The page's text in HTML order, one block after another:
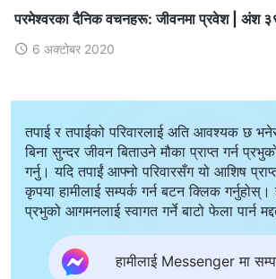
परमेश्‍वरका दैनिक वचनहरू: जीवनमा प्रवेश | अंश
6 अक्टोबर 2020
तपाई र तपाईको परिवारलाई अति आवश्यक छ भनेर
बिना सुन्दर जीवन बिताउने मौका प्राप्त गर्न
गर्नु। यदि तपाईं आफ्नो परिवारसँग यो आशिष
कृपया हामीलाई सम्पर्क गर्न बटन क्लिक गर्नुहोस्।
प्रभुको आगमनलाई स्वागत गर्ने बाटो फेला पार्न
हामीलाई Messenger मा